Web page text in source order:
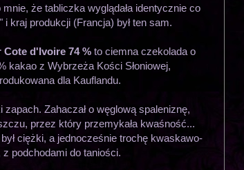
mnie, że tabliczka wyglądała identycznie co
i kraj produkcji (Francja) był ten sam.
d'Ivoire 74 %to ciemna czekolada o
kakao z Wybrzeża Kości Słoniowej,
dla Kauflandu.
Zahaczał o węglową spaleniznę,
przez który przemykała kwaśność...
ciężki, a jednocześnie trochę kwaskawo-
podchodami do taniości.